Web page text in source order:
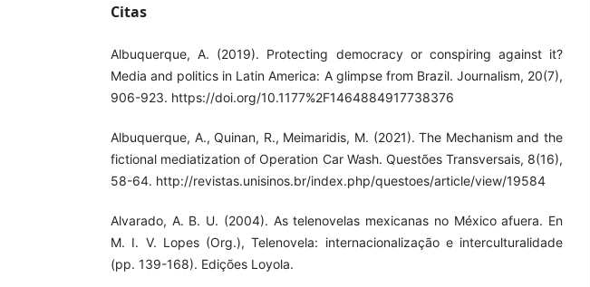
Citas
Albuquerque, A. (2019). Protecting democracy or conspiring against it?
Media and politics in Latin America: A glimpse from Brazil. Journalism, 20(7),
906-923. https://doi.org/10.1177%2F1464884917738376
Albuquerque, A., Quinan, R., Meimaridis, M. (2021). The Mechanism and the
fictional mediatization of Operation Car Wash. Questões Transversais, 8(16),
58-64. http://revistas.unisinos.br/index.php/questoes/article/view/19584
Alvarado, A. B. U. (2004). As telenovelas mexicanas no México afuera. En
M. I. V. Lopes (Org.), Telenovela: internacionalização e interculturalidade
(pp. 139-168). Edições Loyola.